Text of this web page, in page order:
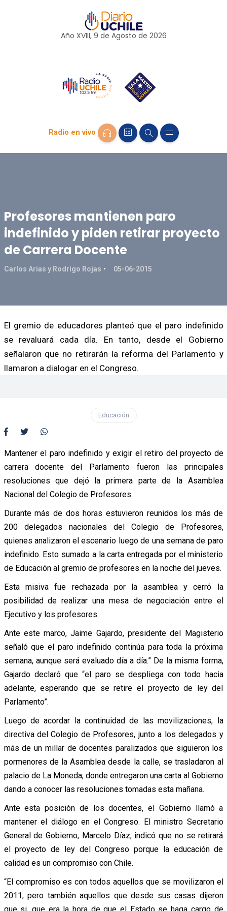
Año XVIII, 9 de Agosto de 2026
Radio en vivo
Profesores mantienen paro
indefinido y piden retirar proyecto
de Carrera Docente
Carlos Arias y Rodrigo Rojas 05-06-2015
El gremio de educadores planteó que el paro indefinido
se revaluará cada día. En tanto, desde el Gobierno
señalaron que no retirarán la reforma del Parlamento y
llamaron a dialogar en el Congreso.
Educación
Mantener el paro indefinido y exigir el retiro del proyecto de
carrera docente del Parlamento fueron las principales
resoluciones que dejó la primera parte de la Asamblea
Nacional del Colegio de Profesores.
Durante más de dos horas estuvieron reunidos los más de
200 delegados nacionales del Colegio de Profesores,
quienes analizaron el escenario luego de una semana de paro
indefinido. Esto sumado a la carta entregada por el ministerio
de Educación al gremio de profesores en la noche del jueves.
Esta misiva fue rechazada por la asamblea y cerró la
posibilidad de realizar una mesa de negociación entre el
Ejecutivo y los profesores.
Ante este marco, Jaime Gajardo, presidente del Magisterio
señaló que el paro indefinido continúa para toda la próxima
semana, aunque será evaluado día a día.” De la misma forma,
Gajardo declaró que “el paro se despliega con todo hacia
adelante, esperando que se retire el proyecto de ley del
Parlamento”.
Luego de acordar la continuidad de las movilizaciones, la
directiva del Colegio de Profesores, junto a los delegados y
más de un millar de docentes paralizados que siguieron los
pormenores de la Asamblea desde la calle, se trasladaron al
palacio de La Moneda, donde entregaron una carta al Gobierno
dando a conocer las resoluciones tomadas esta mañana.
Ante esta posición de los docentes, el Gobierno llamó a
mantener el diálogo en el Congreso. El ministro Secretario
General de Gobierno, Marcelo Díaz, indicó que no se retirará
el proyecto de ley del Congreso porque la educación de
calidad es un compromiso con Chile.
“El compromiso es con todos aquellos que se movilizaron el
2011, pero también aquellos que desde sus casas dijeron
que si, que era la hora de que el Estado se haga cargo de